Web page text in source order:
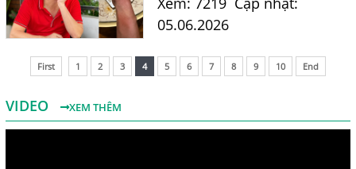
chó Toxocara sau hơn 6
và hướng điều trị hiệu quả.
...
05.06.2026
First 1 2 3 4 5 6 7 8 9 10 End
VIDEO XEM THÊM